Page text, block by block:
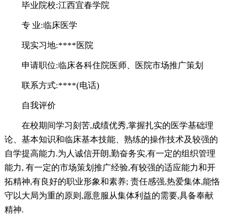
毕业院校:江西宜春学院
专 业:临床医学
现实习地:****医院
申请职位:临床各科住院医师、医院市场推广策划
联系方式:****(电话)
自我评价
在校期间学习刻苦,成绩优秀,掌握扎实的医学基础理
论、基本知识和临床基本技能、熟练的操作技术及较强的
自学提高能力.为人诚信开朗,勤奋务实,有一定的组织管理
能力, 有一定的市场策划推广经验,有较强的适应能力和开
拓精神,有良好的职业形象和素养; 责任感强,热爱集体,能恪
守以大局为重的原则,愿意服从集体利益的需要,具备奉献
精神.